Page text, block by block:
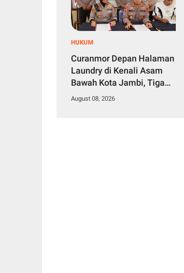
HUKUM
Curanmor Depan Halaman
Laundry di Kenali Asam
Bawah Kota Jambi, Tiga
Pelaku Ditangkap Polisi
August 08, 2026